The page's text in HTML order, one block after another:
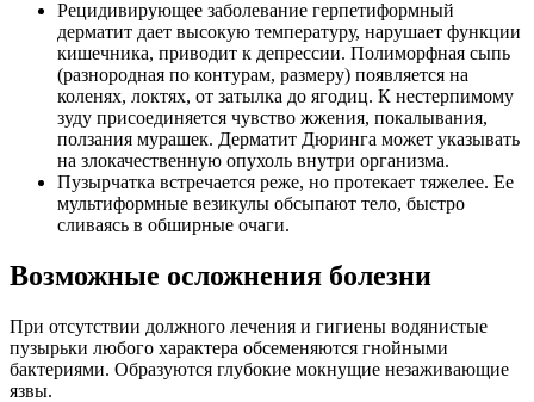
Рецидивирующее заболевание герпетиформный
дерматит дает высокую температуру, нарушает функции
кишечника, приводит к депрессии. Полиморфная сыпь
(разнородная по контурам, размеру) появляется на
коленях, локтях, от затылка до ягодиц. К нестерпимому
зуду присоединяется чувство жжения, покалывания,
ползания мурашек. Дерматит Дюринга может указывать
на злокачественную опухоль внутри организма.
Пузырчатка встречается реже, но протекает тяжелее. Ее
мультиформные везикулы обсыпают тело, быстро
сливаясь в обширные очаги.
Возможные осложнения болезни
При отсутствии должного лечения и гигиены водянистые
пузырьки любого характера обсеменяются гнойными
бактериями. Образуются глубокие мокнущие незаживающие
язвы.